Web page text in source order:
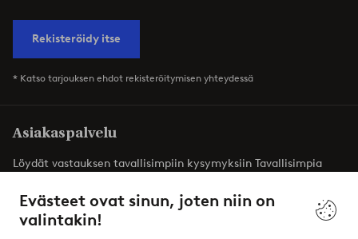
Evästeet ovat sinun, joten niin on
valintakin!
Rekisteröidy itse
* Katso tarjouksen ehdot rekisteröitymisen yhteydessä
Asiakaspalvelu
Löydät vastauksen tavallisimpiin kysymyksiin Tavallisimpia
Asiakaspalvelu